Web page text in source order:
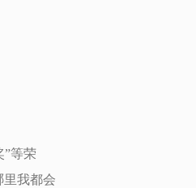
”等荣
里我都会